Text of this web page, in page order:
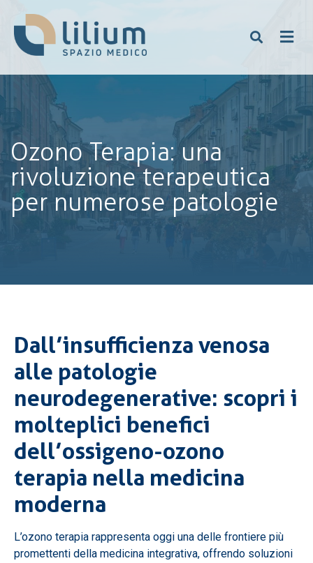
Ozono Terapia: una
rivoluzione terapeutica
per numerose patologie
Dall’insufficienza venosa
alle patologie
neurodegenerative: scopri i
molteplici benefici
dell’ossigeno-ozono
terapia nella medicina
moderna
L’ozono terapia rappresenta oggi una delle frontiere più
promettenti della medicina integrativa, offrendo soluzioni